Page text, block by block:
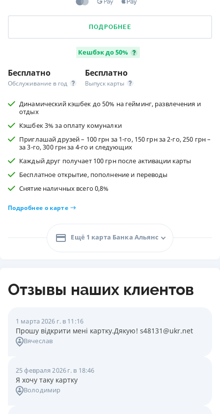
ПОДРОБНЕЕ
Кешбэк до 50%
Бесплатно
Обслуживание в год
Бесплатно
Выпуск карты
Динамический кэшбек до 50% на гейминг, развлечения и
отдых
Кэшбек 3% за оплату комуналки
Приглашай друзей – 100 грн за 1-го, 150 грн за 2-го, 250 грн –
за 3-го, 300 грн за 4-го и следующих
Каждый друг получает 100 грн после активации карты
Бесплатное открытие, пополнение и переводы
Снятие наличных всего 0,8%
Подробнее о карте
Ещё 1 карта Банка Альянс
Отзывы наших клиентов
1 марта 2026 г. в 11:16
Прошу відкрити мені картку.Дякую! s48131@ukr.net
Вячеслав
25 февраля 2026 г. в 18:46
Я хочу таку картку
Володимир